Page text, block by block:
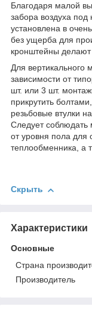
Благодаря малой
забора воздуха
установлена в
без ущерба для
кронштейны
Для вертикального
зависимости от
шт. или 3 шт.
прикрутить
резьбовые втулки
Следует
от уровня пола для
теплообменника, а
Скрыть
Характеристики
Основные
Страна
Производитель